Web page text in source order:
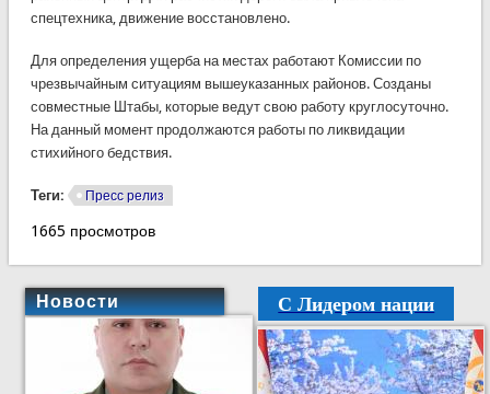
спецтехника, движение восстановлено.
Для определения ущерба на местах работают Комиссии по
чрезвычайным ситуациям вышеуказанных районов. Созданы
совместные Штабы, которые ведут свою работу круглосуточно.
На данный момент продолжаются работы по ликвидации
стихийного бедствия.
Теги: Пресс релиз
1665 просмотров
Новости С Лидером нации